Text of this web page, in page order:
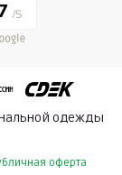
одежды
оферта